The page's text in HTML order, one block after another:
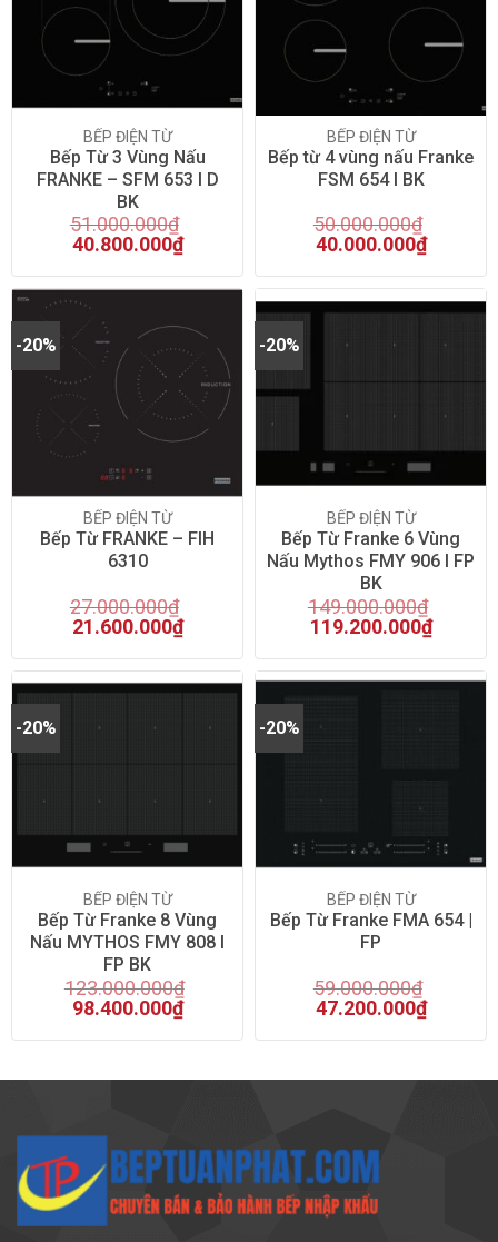
On sale (135)
BẾP ĐIỆN TỪ
Bếp Từ 3 Vùng Nấu
FRANKE – SFM 653 I D
BK
51.000.000₫
40.800.000₫
BẾP ĐIỆN TỪ
Bếp từ 4 vùng nấu Franke
FSM 654 I BK
50.000.000₫
40.000.000₫
-20%
BẾP ĐIỆN TỪ
Bếp Từ FRANKE – FIH
6310
27.000.000₫
21.600.000₫
-20%
BẾP ĐIỆN TỪ
Bếp Từ Franke 6 Vùng
Nấu Mythos FMY 906 I FP
BK
149.000.000₫
119.200.000₫
-20%
BẾP ĐIỆN TỪ
Bếp Từ Franke 8 Vùng
Nấu MYTHOS FMY 808 I
FP BK
123.000.000₫
98.400.000₫
-20%
BẾP ĐIỆN TỪ
Bếp Từ Franke FMA 654 |
FP
59.000.000₫
47.200.000₫